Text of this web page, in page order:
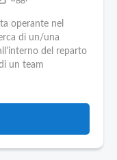
operante nel
di un/una
del reparto
un team